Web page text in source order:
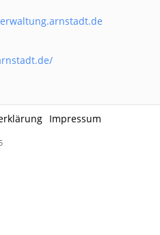
Impressum